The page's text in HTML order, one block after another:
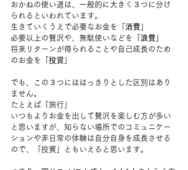
おかねの使い道は、一般的に大きく３つに分け
られるといわれています。
生きていくうえで必要なお金を「 消費
必要以上の贅沢や、無駄使いなどを「 浪費
将来リターンが得られることや自己成長のため
のお金を「 投資
でも、この３つにははっきりとした区別はあり
ません。
たとえば「旅行」
いつもよりお金を出して贅沢を楽しむ方が多い
と思いますが、知らない場所でのコミュニケー
ションや非日常の体験は自分自身を成長させる
ので、「投資」ともいえると思います。